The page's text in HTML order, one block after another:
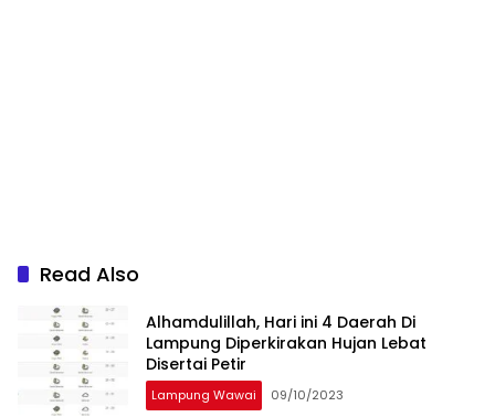
Read Also
Alhamdulillah, Hari ini 4 Daerah Di
Lampung Diperkirakan Hujan Lebat
Disertai Petir
Lampung Wawai 09/10/2023